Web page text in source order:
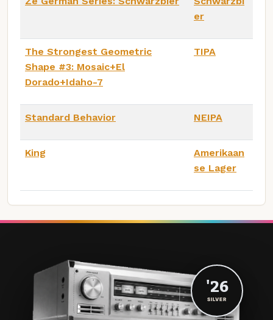
er
The Strongest Geometric
Shape #3: Mosaic+El
Dorado+Idaho-7
TIPA
Standard Behavior NEIPA
King
Amerikaan
se Lager
'26
SILVER